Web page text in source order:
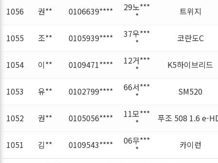
1056 권** 0106639**** 29노***
* 트위지
1055 조** 0105939**** 37우***
* 코란도C
1054 이** 0109471**** 12거***
* K5하이브리드
1053 유** 0102799**** 66서***
* SM520
1052 권** 0105056**** 11모***
* 푸조 508 1.6 e-
1051 김** 0109543**** 06무***
* 카이런